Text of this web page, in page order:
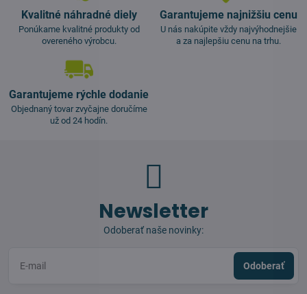
Kvalitné náhradné diely
Ponúkame kvalitné produkty od
overeného výrobcu.
Garantujeme najnižšiu cenu
U nás nakúpite vždy najvýhodnejšie
a za najlepšiu cenu na trhu.
Garantujeme rýchle dodanie
Objednaný tovar zvyčajne doručíme
už od 24 hodín.
Newsletter
Odoberať naše novinky:
Odoberať